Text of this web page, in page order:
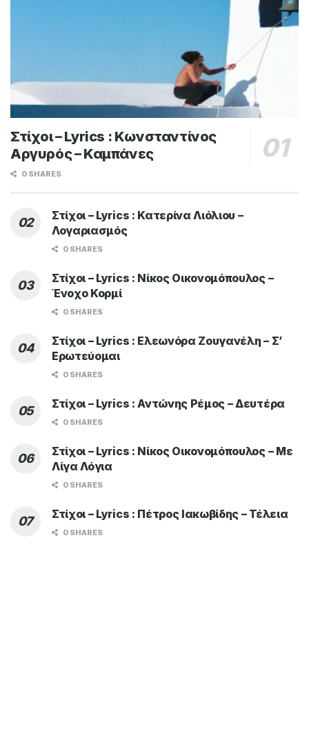
Στίχοι – Lyrics : Κωνσταντίνος
Αργυρός – Καμπάνες
0 SHARES
Στίχοι – Lyrics : Κατερίνα Λιόλιου –
Λογαριασμός
0 SHARES
Στίχοι – Lyrics : Νίκος Οικονομόπουλος –
Ένοχο Κορμί
0 SHARES
Στίχοι – Lyrics : Ελεωνόρα Ζουγανέλη – Σ’
Ερωτεύομαι
0 SHARES
Στίχοι – Lyrics : Αντώνης Ρέμος – Δευτέρα
0 SHARES
Στίχοι – Lyrics : Νίκος Οικονομόπουλος – Με
Λίγα Λόγια
0 SHARES
Στίχοι – Lyrics : Πέτρος Ιακωβίδης – Τέλεια
0 SHARES